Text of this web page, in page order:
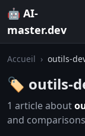
🤖 AI-
master.dev
Accueil › outils-
🏷️ outils-
1 article about
and